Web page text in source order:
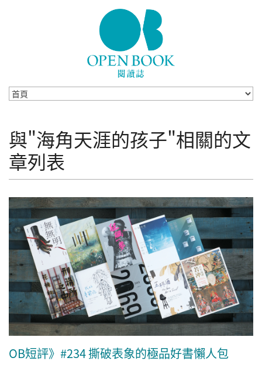
與"海角天涯的孩子"相關的文
章列表
OB短評》#234 撕破表象的極品好書懶人包